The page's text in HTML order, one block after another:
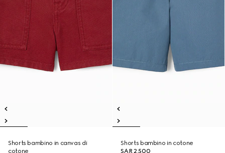
Shorts bambino in canvas di
cotone
Shorts bambino in cotone
SAR 2,500